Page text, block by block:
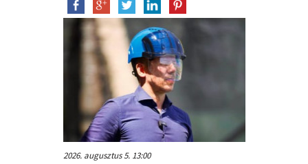
2026. augusztus 5. 13:00